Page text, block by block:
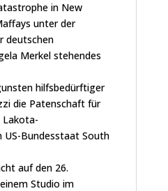
in New
unter der
deutschen
Merkel stehendes
hilfsbedürftiger
die Patenschaft für
Lakota-
US-Bundesstaat South
auf den 26.
Studio im